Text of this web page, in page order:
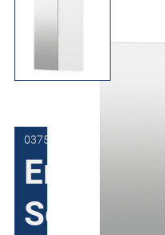
0375-1218-01-90
Ersatztür